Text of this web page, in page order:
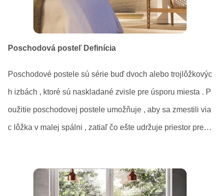
Poschodová posteľ Definícia
Poschodové postele sú série buď dvoch alebo trojlôžkovýc
h izbách , ktoré sú naskladané zvisle pre úsporu miesta . P
oužitie poschodovej postele umožňuje , aby sa zmestili via
c lôžka v malej spálni , zatiaľ čo ešte udržuje priestor pre ď